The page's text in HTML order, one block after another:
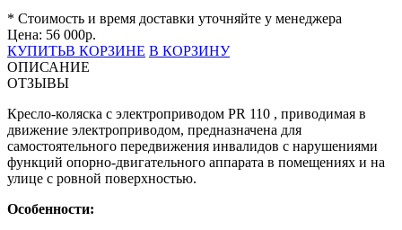
* Стоимость и время доставки уточняйте у менеджера
Цена: 56 000р.
КУПИТЬВ КОРЗИНЕ В КОРЗИНУ
ОПИСАНИЕ
ОТЗЫВЫ
Кресло-коляска с электроприводом PR 110 , приводимая в
движение электроприводом, предназначена для
самостоятельного передвижения инвалидов с нарушениями
функций опорно-двигательного аппарата в помещениях и на
улице с ровной поверхностью.
Особенности: